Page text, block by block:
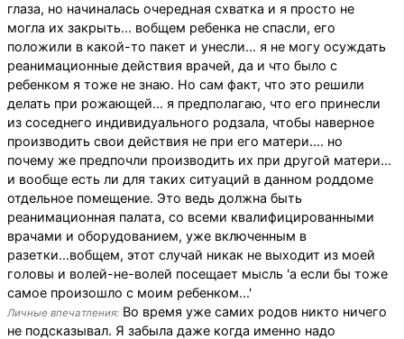
глаза, но начиналась очередная схватка и я просто не
могла их закрыть... вобщем ребенка не спасли, его
положили в какой-то пакет и унесли... я не могу осуждать
реанимационные действия врачей, да и что было с
ребенком я тоже не знаю. Но сам факт, что это решили
делать при рожающей... я предполагаю, что его принесли
из соседнего индивидуального родзала, чтобы наверное
производить свои действия не при его матери.... но
почему же предпочли производить их при другой матери...
и вообще есть ли для таких ситуаций в данном роддоме
отдельное помещение. Это ведь должна быть
реанимационная палата, со всеми квалифицированными
врачами и оборудованием, уже включенным в
разетки...вобщем, этот случай никак не выходит из моей
головы и волей-не-волей посещает мысль 'а если бы тоже
самое произошло с моим ребенком...'
Личные впечатления: Во время уже самих родов никто ничего
не подсказывал. Я забыла даже когда именно надо